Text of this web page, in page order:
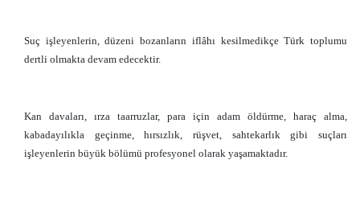
Suç işleyenlerin, düzeni bozanların iflâhı kesilmedikçe Türk toplumu
dertli olmakta devam edecektir.
Kan davaları, ırza taarruzlar, para için adam öldürme, haraç alma,
kabadayılıkla geçinme, hırsızlık, rüşvet, sahtekarlık gibi suçları
işleyenlerin büyük bölümü profesyonel olarak yaşamaktadır.